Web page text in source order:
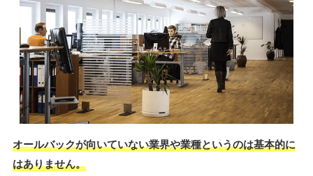
オールバックが向いていない業界や業種というのは基本的に
はありません。